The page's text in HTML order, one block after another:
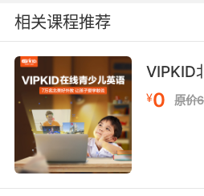
出普通学生27个百分点。
代的动态平衡 数字化工
态。VIPKID自主研发的智
法实现错误类型自动归类
数据分析表明，使用该系
升65%，无效重复练习减
使传统经验主义向数据驱
新型复习生态。教师基于
制定分层复习计划，学生
相关课程推荐
VIPKID
¥0 原价